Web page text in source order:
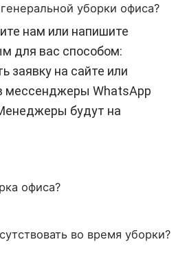
генеральной уборки офиса?
нам или напишите
для вас способом:
заявку на сайте или
мессенджеры WhatsApp
будут на
офиса?
во время уборки?